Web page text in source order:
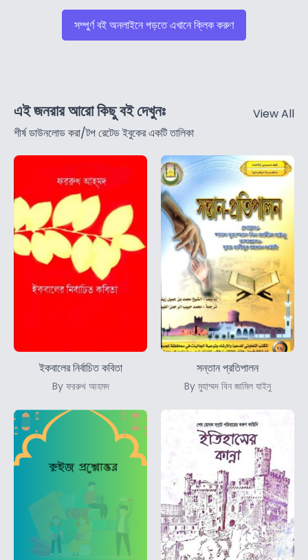
সম্পুর্ণ বই অনলাইনে পড়তে এখানে ক্লিক করুণ
এই জনরার আরো কিছু বই দেখুনঃ
শীর্ষ ডাউনলোড করা/টপ রেটেড ইবুকের একটি তালিকা
View All
ইকবালের নির্বাচিত কবিতা
By ফররুখ আহমদ
সন্তান প্রতিপালন
By মুহাম্মদ বিন জামিল যাইনু